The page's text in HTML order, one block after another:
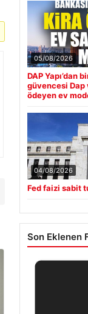
05/08/2026
DAP Yapı’dan
güvencesi
ödeyen ev
04/08/2026
Fed faizi sabit
Son Eklenen